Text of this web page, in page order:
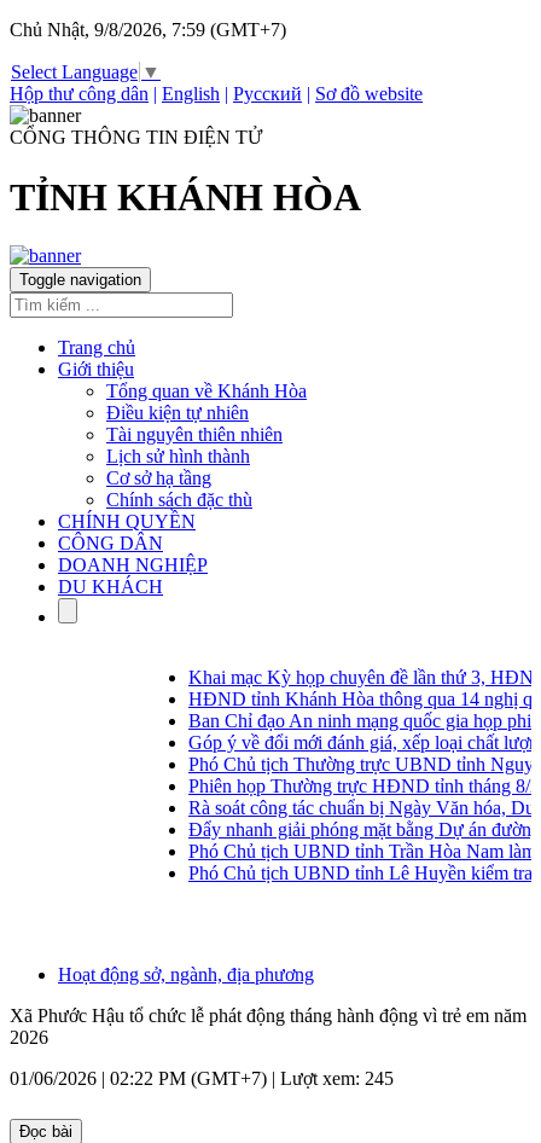
Chủ Nhật, 9/8/2026, 7:59 (GMT+7)
Select Language ▼
Hộp thư công dân | English | Русский | Sơ đồ website
CỔNG THÔNG TIN ĐIỆN TỬ
TỈNH KHÁNH HÒA
Toggle navigation
Trang chủ
Giới thiệu
Tổng quan về Khánh Hòa
Điều kiện tự nhiên
Tài nguyên thiên nhiên
Lịch sử hình thành
Cơ sở hạ tầng
Chính sách đặc thù
CHÍNH QUYỀN
CÔNG DÂN
DOANH NGHIỆP
DU KHÁCH
Khai mạc Kỳ họp chuyên đề lần thứ 3,
HĐND tỉnh Khánh Hòa thông qua 14 nghị
Ban Chỉ đạo An ninh mạng quốc gia họp
Góp ý về đổi mới đánh giá, xếp loại chất
Phó Chủ tịch Thường trực UBND tỉnh
Phiên họp Thường trực HĐND tỉnh tháng 8/
Rà soát công tác chuẩn bị Ngày Văn hóa, Du
Đẩy nhanh giải phóng mặt bằng Dự án
Phó Chủ tịch UBND tỉnh Trần Hòa Nam làm
Phó Chủ tịch UBND tỉnh Lê Huyền kiểm tra
Hoạt động sở, ngành, địa phương
Xã Phước Hậu tổ chức lễ phát động tháng hành động vì trẻ em năm
2026
01/06/2026 | 02:22 PM (GMT+7) | Lượt xem: 245
Đọc bài